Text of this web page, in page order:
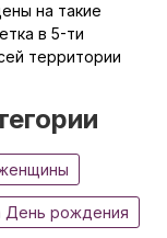
на такие
в 5-ти
территории
День рождения